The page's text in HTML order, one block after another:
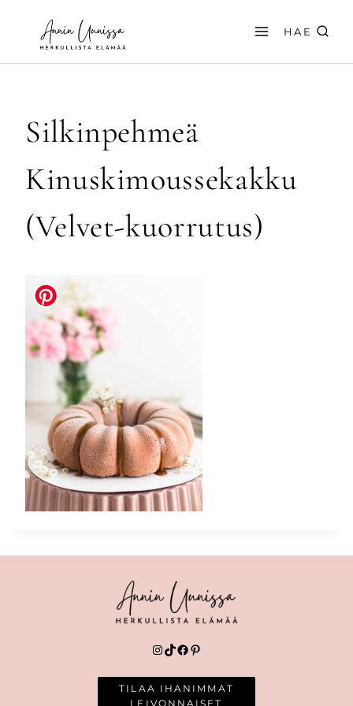
sisältöön
HAE
Silkinpehmeä
Kinuskimoussekakku
(Velvet-kuorrutus)
Instagram
TikTok
Facebook
Pinterest
TILAA IHANIMMAT
LEIVONNAISET